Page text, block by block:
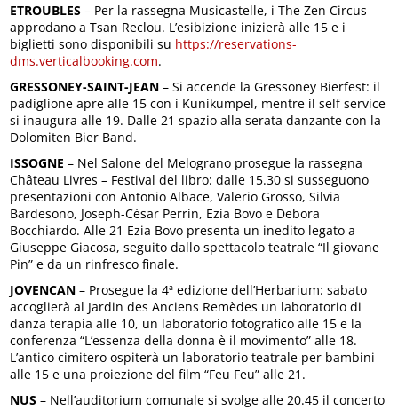
ETROUBLES – Per la rassegna Musicastelle, i The Zen Circus
approdano a Tsan Reclou. L’esibizione inizierà alle 15 e i
biglietti sono disponibili su https://reservations-
dms.verticalbooking.com.
GRESSONEY-SAINT-JEAN – Si accende la Gressoney Bierfest: il
padiglione apre alle 15 con i Kunikumpel, mentre il self service
si inaugura alle 19. Dalle 21 spazio alla serata danzante con la
Dolomiten Bier Band.
ISSOGNE – Nel Salone del Melograno prosegue la rassegna
Château Livres – Festival del libro: dalle 15.30 si susseguono
presentazioni con Antonio Albace, Valerio Grosso, Silvia
Bardesono, Joseph-César Perrin, Ezia Bovo e Debora
Bocchiardo. Alle 21 Ezia Bovo presenta un inedito legato a
Giuseppe Giacosa, seguito dallo spettacolo teatrale “Il giovane
Pin” e da un rinfresco finale.
JOVENCAN – Prosegue la 4ª edizione dell’Herbarium: sabato
accoglierà al Jardin des Anciens Remèdes un laboratorio di
danza terapia alle 10, un laboratorio fotografico alle 15 e la
conferenza “L’essenza della donna è il movimento” alle 18.
L’antico cimitero ospiterà un laboratorio teatrale per bambini
alle 15 e una proiezione del film “Feu Feu” alle 21.
NUS – Nell’auditorium comunale si svolge alle 20.45 il concerto